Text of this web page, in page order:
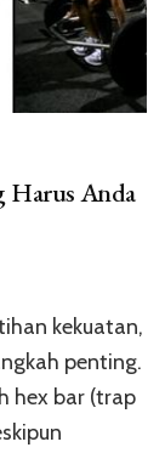
Harus Anda
kekuatan,
penting.
hex bar (trap